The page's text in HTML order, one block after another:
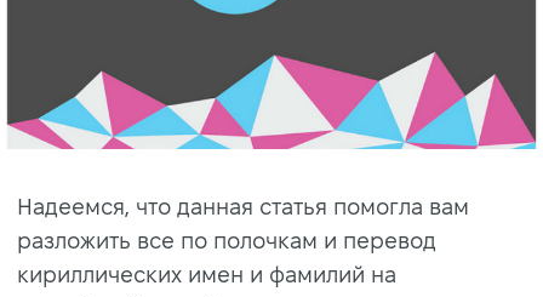
Надеемся, что данная статья помогла вам
разложить все по полочкам и перевод
кириллических имен и фамилий на